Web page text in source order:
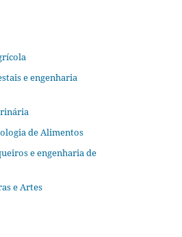
e engenharia
de Alimentos
e engenharia de
e Artes